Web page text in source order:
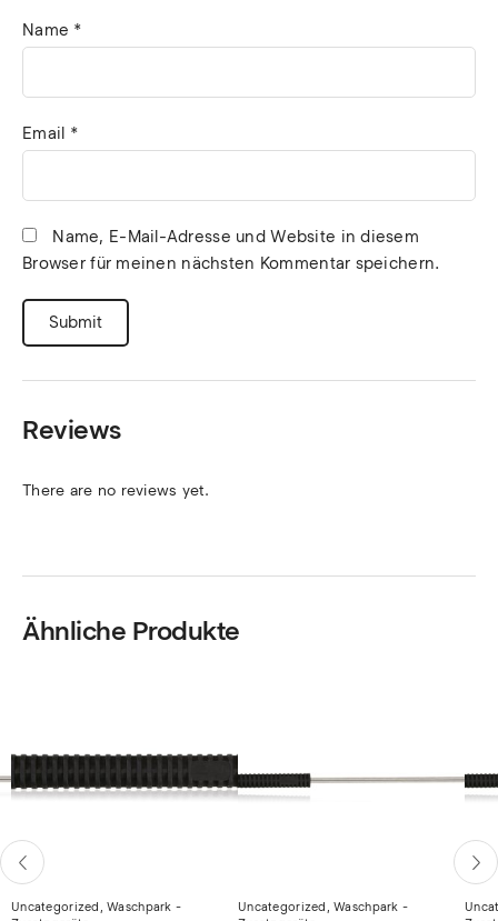
Name *
Email *
Name, E-Mail-Adresse und Website in diesem
Browser für meinen nächsten Kommentar speichern.
Reviews
There are no reviews yet.
Ähnliche Produkte
Uncategorized ,Waschpark -
Uncategorized ,Waschpark -